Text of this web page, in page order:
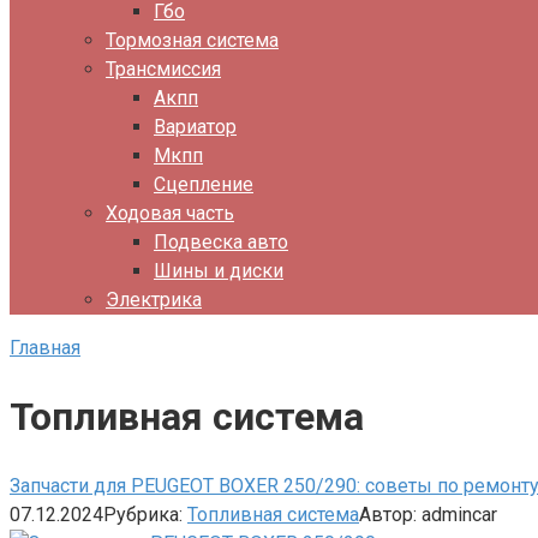
Гбо
Тормозная система
Трансмиссия
Акпп
Вариатор
Мкпп
Сцепление
Ходовая часть
Подвеска авто
Шины и диски
Электрика
Главная
Топливная система
Запчасти для PEUGEOT BOXER 250/290: советы по
07.12.2024Рубрика: Топливная системаАвтор: admincar